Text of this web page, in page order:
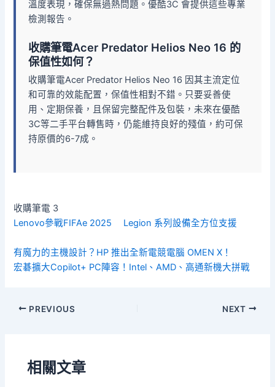
溫度表現，確保無過熱問題。優酷3C 會提供這些專業
檢測報告。
收購筆電Acer Predator Helios Neo 16 的
保值性如何？
收購筆電Acer Predator Helios Neo 16 因其主流定位
和可靠的效能配置，保值性相對不錯。只要妥善使
用、定期保養，且保留完整配件及包裝，未來在優酷
3C等二手平台轉售時，仍能維持良好的殘值，約可保
持原價的6-7成。
收購筆電 3
Lenovo參戰FIFAe 2025 Legion 系列設備全方位支援
有魔力的主機設計？HP 推出全新電競電腦 OMEN X！
宏碁擴大Copilot+ PC陣容！Intel、AMD、高通新機大拼戰
PREVIOUS NEXT
相關文章